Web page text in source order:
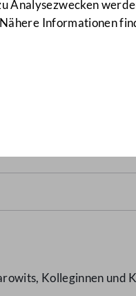
Analysezwecken
Informationen
Kolleginnen und